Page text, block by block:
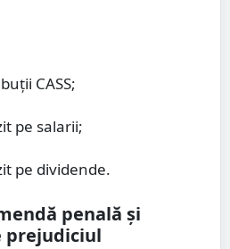
CASS;
pe salarii;
pe dividende.
penală și
prejudiciul